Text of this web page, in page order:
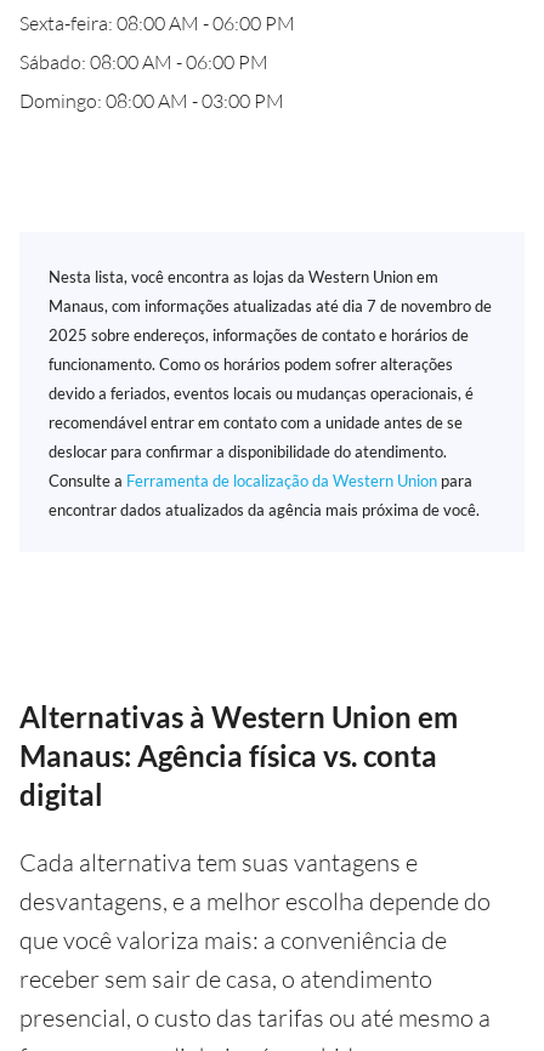
Sexta-feira: 08:00 AM - 06:00 PM
Sábado: 08:00 AM - 06:00 PM
Domingo: 08:00 AM - 03:00 PM
Nesta lista, você encontra as lojas da Western Union em
Manaus, com informações atualizadas até dia 7 de novembro de
2025 sobre endereços, informações de contato e horários de
funcionamento. Como os horários podem sofrer alterações
devido a feriados, eventos locais ou mudanças operacionais, é
recomendável entrar em contato com a unidade antes de se
deslocar para confirmar a disponibilidade do atendimento.
Consulte a Ferramenta de localização da Western Union para
encontrar dados atualizados da agência mais próxima de você.
Alternativas à Western Union em
Manaus: Agência física vs. conta
digital
Cada alternativa tem suas vantagens e
desvantagens, e a melhor escolha depende do
que você valoriza mais: a conveniência de
receber sem sair de casa, o atendimento
presencial, o custo das tarifas ou até mesmo a